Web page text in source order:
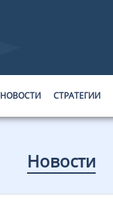
НОВОСТИ СТРАТЕГИИ
Новости